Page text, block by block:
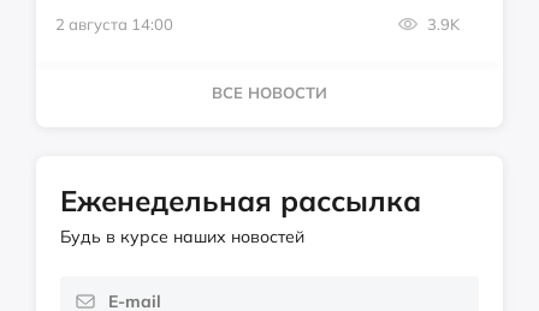
2 августа 14:00 3.9K
ВСЕ НОВОСТИ
Еженедельная рассылка
Будь в курсе наших новостей